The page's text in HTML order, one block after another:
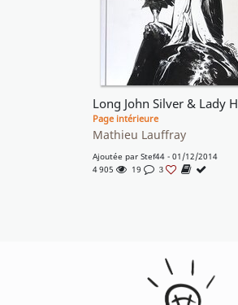
Page intérieure
Mathieu Lauffray
Ajoutée par Stef44 - 01/12/2014
4 905
19 3